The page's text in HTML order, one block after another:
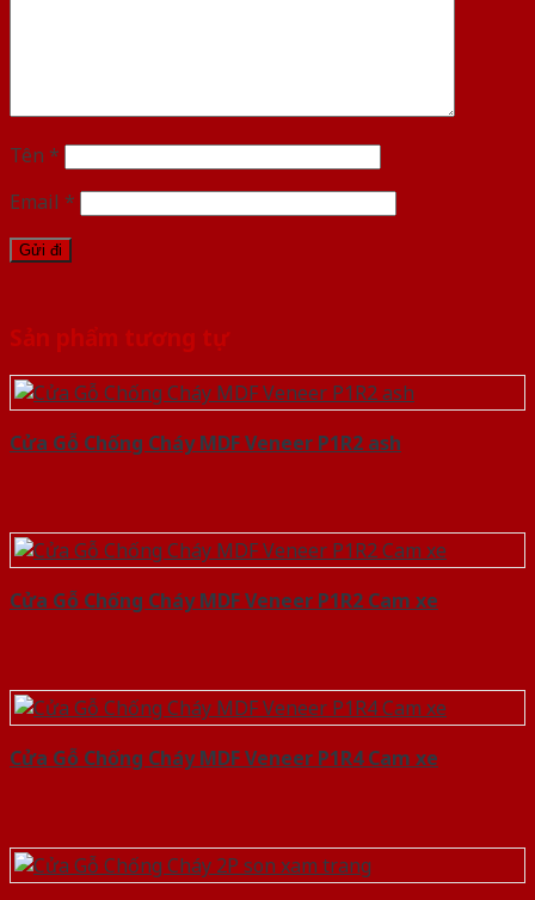
Tên *
Email *
Sản phẩm tương tự
Cửa Gỗ Chống Cháy MDF Veneer P1R2 ash
Cửa Gỗ Chống Cháy MDF Veneer P1R2 Cam xe
Cửa Gỗ Chống Cháy MDF Veneer P1R4 Cam xe